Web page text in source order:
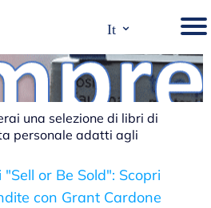
It ⌄
una selezione di libri di
personale adatti agli
or Be Sold": Scopri
con Grant Cardone